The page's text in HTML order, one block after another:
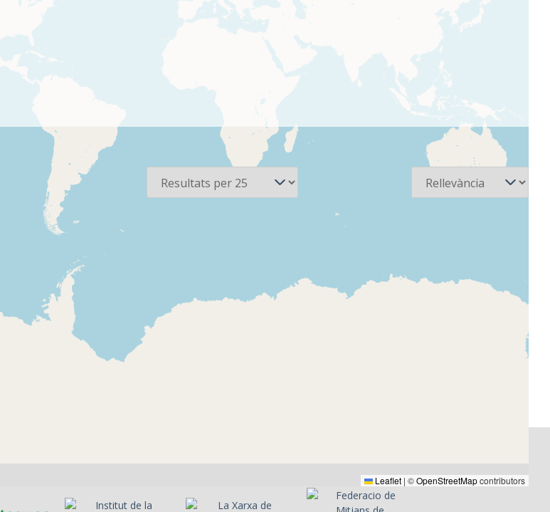
Leaflet | ©OpenStreetMapcontributors
Ordena
programa,
perfil de
indicatiu
Indicatius de la ràdio i